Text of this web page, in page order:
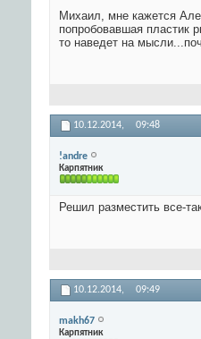
Михаил, мне кажется
попробовавшая пластик
то наведет на
10.12.2014, 09:48
!andre
Карпятник
Решил разместить все-
10.12.2014, 09:49
makh67
Карпятник